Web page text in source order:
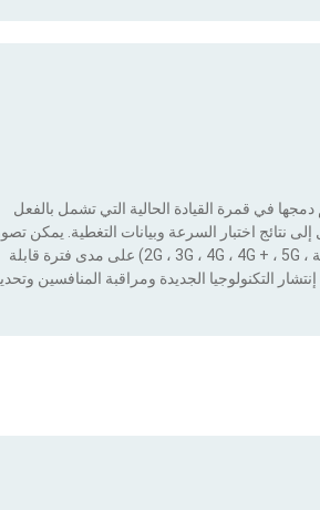
في قمرة القيادة الحالية التي تشمل بالفعل
نتائج اختبار السرعة وبيانات التغطية. يمكن
البيانات من خلال تطبيق عوامل التصفية حسب التكنولوجيا (بدون تغطية ، 2G ، 3G ، 4G ، 4G + ، 5G) على مدى فترة قابلة
التكنولوجيا الجديدة ومراقبة المنافسين